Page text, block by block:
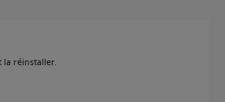
la réinstaller.